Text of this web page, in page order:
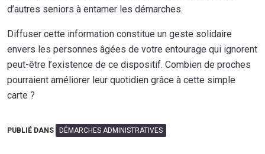
d’autres seniors à entamer les démarches.
Diffuser cette information constitue un geste solidaire
envers les personnes âgées de votre entourage qui ignorent
peut-être l’existence de ce dispositif. Combien de proches
pourraient améliorer leur quotidien grâce à cette simple
carte ?
PUBLIÉ DANS DÉMARCHES ADMINISTRATIVES